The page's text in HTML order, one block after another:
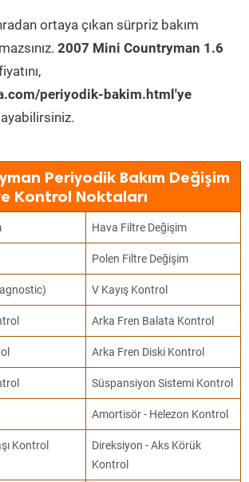
ortaya çıkan sürpriz bakım
2007 Mini Countryman 1.6
periyodik-bakim.html'ye
Periyodik Bakım Değişim
Kontrol Noktaları
Hava Filtre Değişim
Polen Filtre Değişim
V Kayış Kontrol
Arka Fren Balata Kontrol
Arka Fren Diski Kontrol
Süspansiyon Sistemi Kontrol
Amortisör - Helezon Kontrol
Kontrol
Direksiyon - Aks Körük
Kontrol